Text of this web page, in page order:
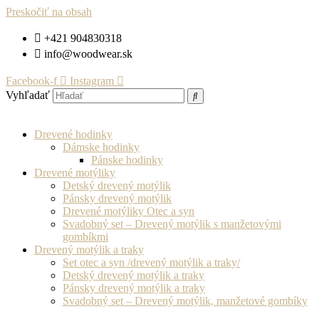
Preskočiť na obsah
+421 904830318
info@woodwear.sk
Facebook-f
Instagram
Vyhľadať
Drevené hodinky
Dámske hodinky
Pánske hodinky
Drevené motýliky
Detský drevený motýlik
Pánsky drevený motýlik
Drevené motýliky Otec a syn
Svadobný set – Drevený motýlik s manžetovými
gombíkmi
Drevený motýlik a traky
Set otec a syn /drevený motýlik a traky/
Detský drevený motýlik a traky
Pánsky drevený motýlik a traky
Svadobný set – Drevený motýlik, manžetové gombíky